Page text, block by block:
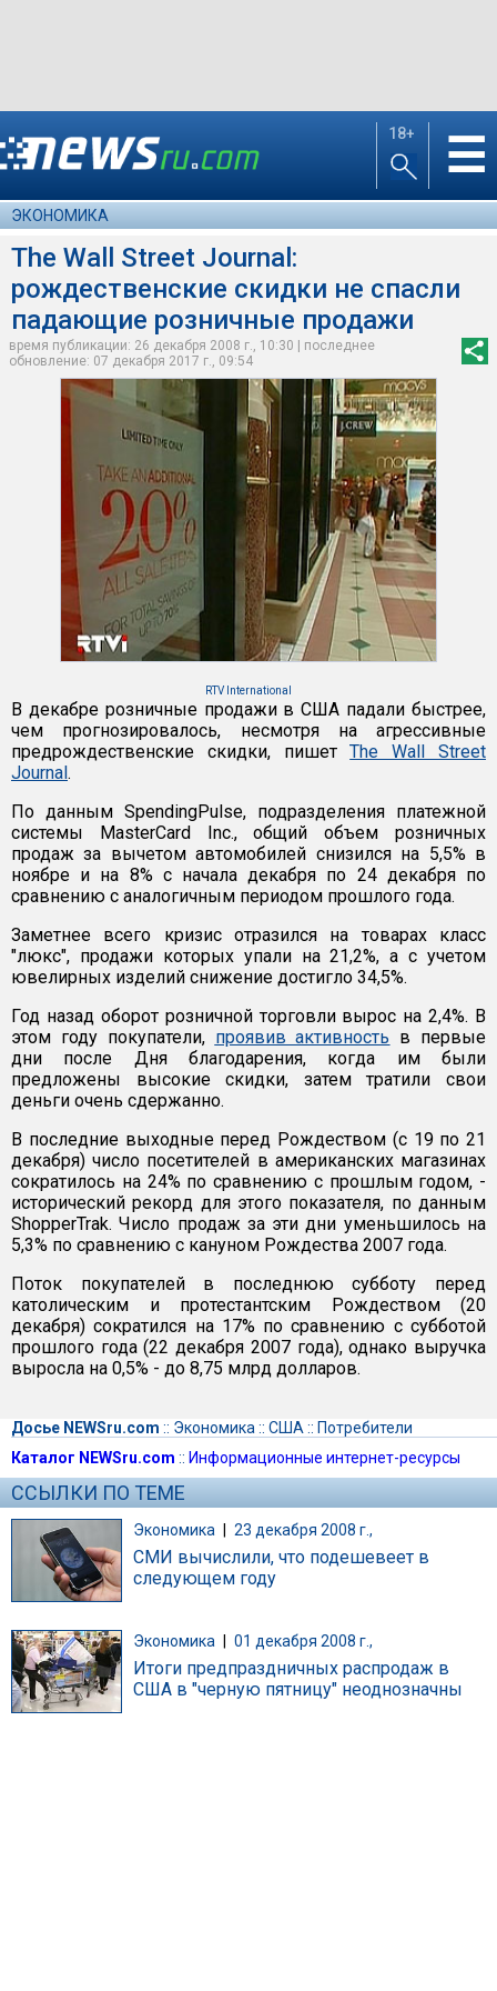
18+ ☰
ЭКОНОМИКА
The Wall Street Journal:
рождественские скидки не спасли
падающие розничные продажи
время публикации: 26 декабря 2008 г., 10:30 | последнее
обновление: 07 декабря 2017 г., 09:54
RTV International
В декабре розничные продажи в США падали быстрее,
чем прогнозировалось, несмотря на агрессивные
предрождественские скидки, пишетThe Wall Street
Journal.
По данным SpendingPulse, подразделения платежной
системы MasterCard Inc., общий объем розничных
продаж за вычетом автомобилей снизился на 5,5% в
ноябре и на 8% с начала декабря по 24 декабря по
сравнению с аналогичным периодом прошлого года.
Заметнее всего кризис отразился на товарах класс
"люкс", продажи которых упали на 21,2%, а с учетом
ювелирных изделий снижение достигло 34,5%.
Год назад оборот розничной торговли вырос на 2,4%. В
этом году покупатели, проявив активность в первые
дни после Дня благодарения, когда им были
предложены высокие скидки, затем тратили свои
деньги очень сдержанно.
В последние выходные перед Рождеством (с 19 по 21
декабря) число посетителей в американских магазинах
сократилось на 24% по сравнению с прошлым годом, -
исторический рекорд для этого показателя, по данным
ShopperTrak. Число продаж за эти дни уменьшилось на
5,3% по сравнению с кануном Рождества 2007 года.
Поток покупателей в последнюю субботу перед
католическим и протестантским Рождеством (20
декабря) сократился на 17% по сравнению с субботой
прошлого года (22 декабря 2007 года), однако выручка
выросла на 0,5% - до 8,75 млрд долларов.
Досье NEWSru.com :: Экономика :: США :: Потребители
Каталог NEWSru.com :: Информационные интернет-ресурсы
ССЫЛКИ ПО ТЕМЕ
Экономика | 23 декабря 2008 г.,
СМИ вычислили, что подешевеет в
следующем году
Экономика 01 декабря 2008 г.,
Итоги предпраздничных распродаж в
США в "черную пятницу" неоднозначны